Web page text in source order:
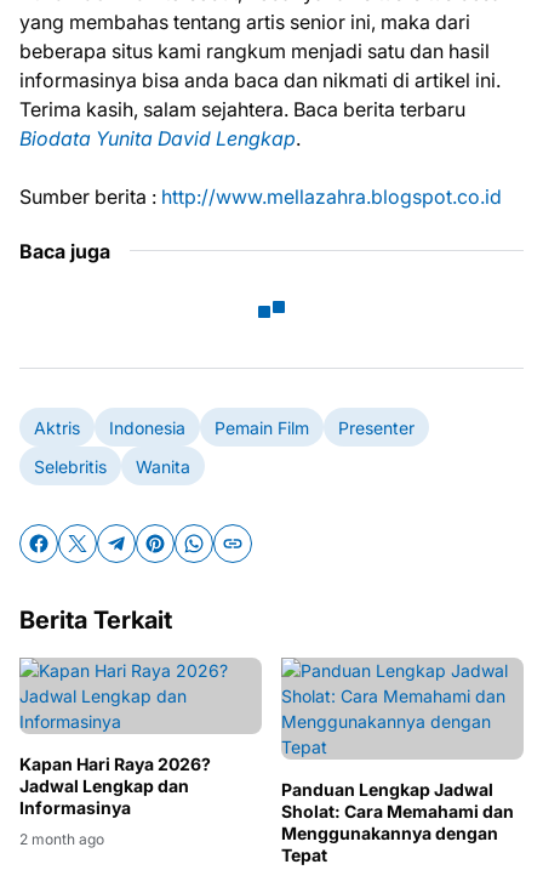
yang membahas tentang artis senior ini, maka dari
beberapa situs kami rangkum menjadi satu dan hasil
informasinya bisa anda baca dan nikmati di artikel ini.
Terima kasih, salam sejahtera. Baca berita terbaru
Biodata Yunita David Lengkap.
Sumber berita : http://www.mellazahra.blogspot.co.id
Baca juga
Aktris Indonesia Pemain Film
Presenter
Selebritis
Wanita
Berita Terkait
Kapan Hari Raya 2026?
Jadwal Lengkap dan
Informasinya
2 month ago
Panduan Lengkap Jadwal
Sholat: Cara Memahami dan
Menggunakannya dengan
Tepat